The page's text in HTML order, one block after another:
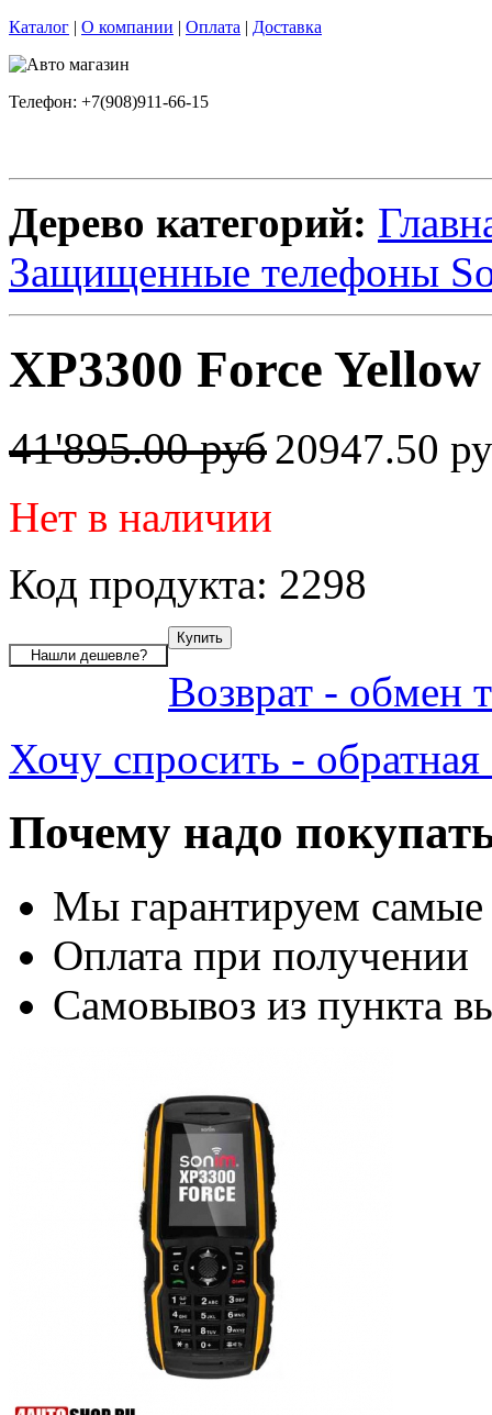
Каталог | О компании | Оплата | Доставка
Телефон: +7(908)911-66-15
Дерево категорий:
Защищенные телефоны
XP3300 Force
41'895.00 руб20947.50
Нет в наличии
Код продукта: 2298
Возврат - обмен
Хочу спросить - обратная
Почему надо
Мы гарантируем
Оплата при получении
Самовывоз из пункта